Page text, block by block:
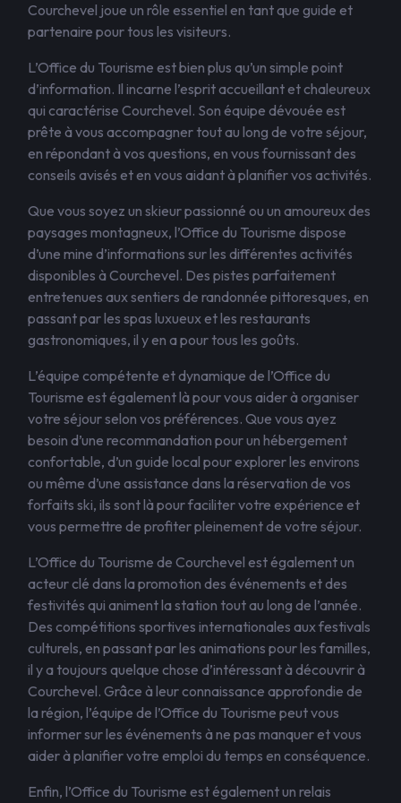
Courchevel joue un rôle essentiel en tant que guide et
partenaire pour tous les visiteurs.
L’Office du Tourisme est bien plus qu’un simple point
d’information. Il incarne l’esprit accueillant et chaleureux
qui caractérise Courchevel. Son équipe dévouée est
prête à vous accompagner tout au long de votre séjour,
en répondant à vos questions, en vous fournissant des
conseils avisés et en vous aidant à planifier vos activités.
Que vous soyez un skieur passionné ou un amoureux des
paysages montagneux, l’Office du Tourisme dispose
d’une mine d’informations sur les différentes activités
disponibles à Courchevel. Des pistes parfaitement
entretenues aux sentiers de randonnée pittoresques, en
passant par les spas luxueux et les restaurants
gastronomiques, il y en a pour tous les goûts.
L’équipe compétente et dynamique de l’Office du
Tourisme est également là pour vous aider à organiser
votre séjour selon vos préférences. Que vous ayez
besoin d’une recommandation pour un hébergement
confortable, d’un guide local pour explorer les environs
ou même d’une assistance dans la réservation de vos
forfaits ski, ils sont là pour faciliter votre expérience et
vous permettre de profiter pleinement de votre séjour.
L’Office du Tourisme de Courchevel est également un
acteur clé dans la promotion des événements et des
festivités qui animent la station tout au long de l’année.
Des compétitions sportives internationales aux festivals
culturels, en passant par les animations pour les familles,
il y a toujours quelque chose d’intéressant à découvrir à
Courchevel. Grâce à leur connaissance approfondie de
la région, l’équipe de l’Office du Tourisme peut vous
informer sur les événements à ne pas manquer et vous
aider à planifier votre emploi du temps en conséquence.
Enfin, l’Office du Tourisme est également un relais